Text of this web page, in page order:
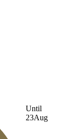
Until
23Aug